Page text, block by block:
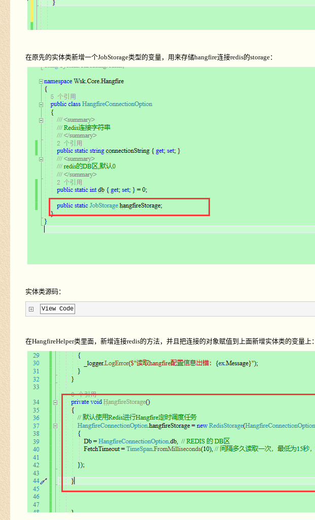
在原先的实体类新增一个JobStorage类型的变量，用来存储hangfire连接redis的storage：
实体类源码：
View Code
在HangfireHelper类里面，新增连接redis的方法，并且把连接的对象赋值到上面新增实体类的变量上：